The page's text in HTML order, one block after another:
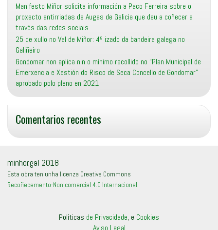
Manifesto Miñor solicita información a Paco Ferreira sobre o
proxecto antirriadas de Augas de Galicia que deu a coñecer a
través das redes sociais
25 de xullo no Val de Miñor: 4º izado da bandeira galega no
Galiñeiro
Gondomar non aplica nin o mínimo recollido no “Plan Municipal de
Emerxencia e Xestión do Risco de Seca Concello de Gondomar”
aprobado polo pleno en 2021
Comentarios recentes
minhor.gal 2018
Esta obra ten unha licenza Creative Commons
Recoñecemento-Non comercial 4.0 Internacional.
Políticas de Privacidade, e Cookies
Aviso Legal